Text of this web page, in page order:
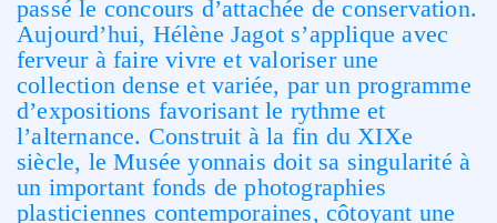
passé le concours d’attachée de conservation.
Aujourd’hui, Hélène Jagot s’applique avec
ferveur à faire vivre et valoriser une
collection dense et variée, par un programme
d’expositions favorisant le rythme et
l’alternance. Construit à la fin du XIXe
siècle, le Musée yonnais doit sa singularité à
un important fonds de photographies
plasticiennes contemporaines, côtoyant une